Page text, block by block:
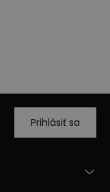
Prihlásiť sa